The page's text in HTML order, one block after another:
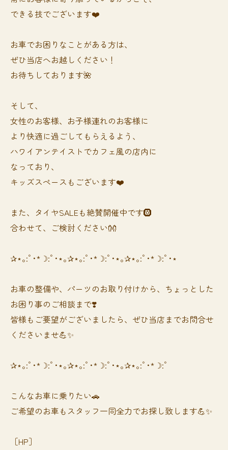
できる技でございます❤️
お車でお困りなことがある方は、
ぜひ当店へお越しください！
お待ちしております🌺
そして、
女性のお客様、お子様連れのお客様に
より快適に過ごしてもらえるよう、
ハワイアンテイストでカフェ風の店内に
なっており、
キッズスペースもございます❤️
また、タイヤSALEも絶賛開催中です🛞
合わせて、ご検討ください👐
✰⋆｡:ﾟ･*☽:ﾟ･⋆｡✰⋆｡:ﾟ･*☽:ﾟ･⋆｡✰⋆｡:ﾟ･*☽:ﾟ･⋆
お車の整備や、パーツのお取り付けから、ちょっとした
お困り事のご相談まで❣️
皆様もご要望がございましたら、ぜひ当店までお問合せ
くださいませ💪✨
✰⋆｡:ﾟ･*☽:ﾟ･⋆｡✰⋆｡:ﾟ･*☽:ﾟ･⋆｡✰⋆｡:ﾟ･*☽:ﾟ
⁡⁡⁡こんなお車に乗りたい🚗
ご希望のお車もスタッフ一同全力でお探し致します💪✨
［HP］